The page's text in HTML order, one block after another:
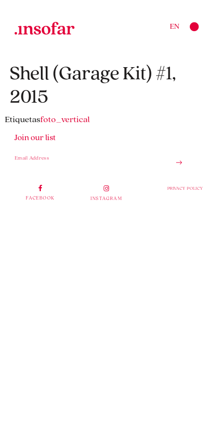
EN
Shell (Garage Kit) #1,
2015
Etiquetasfoto_vertical
Join our list
FACEBOOK INSTAGRAM
PRIVACY POLICY